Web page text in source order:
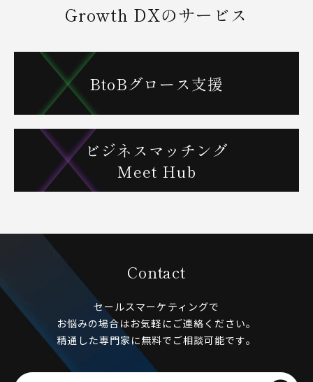
Growth DXのサービス
BtoBグロース支援
ビジネスマッチング
Meet Hub
Contact
セールスマーケティングで
お悩みの場合はお気軽にご連絡ください。
精通した専門家に無料でご相談可能です。